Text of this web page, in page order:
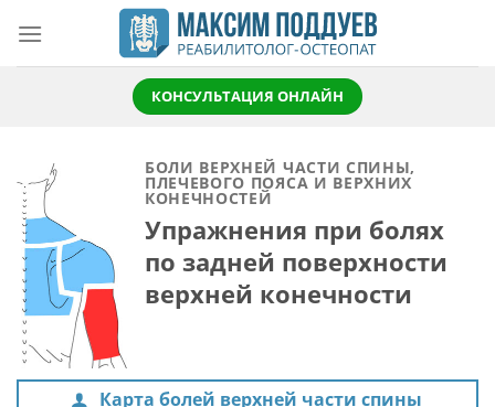
content
КОНСУЛЬТАЦИЯ ОНЛАЙН
БОЛИ ВЕРХНЕЙ ЧАСТИ СПИНЫ,
ПЛЕЧЕВОГО ПОЯСА И ВЕРХНИХ
КОНЕЧНОСТЕЙ
Упражнения при болях
по задней поверхности
верхней конечности
Карта болей верхней части спины